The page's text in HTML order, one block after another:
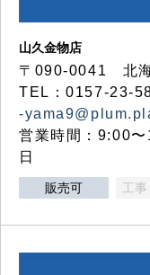
山久金物店
〒090-0041 北
TEL：0157-23-
-
営業時間：9:00
日
販売可 工